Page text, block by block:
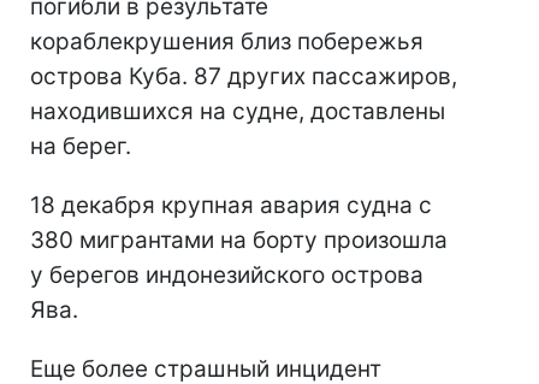
погибли в результате
кораблекрушения близ побережья
острова Куба. 87 других пассажиров,
находившихся на судне, доставлены
на берег.
18 декабря крупная авария судна с
380 мигрантами на борту произошла
у берегов индонезийского острова
Ява.
Еще более страшный инцидент